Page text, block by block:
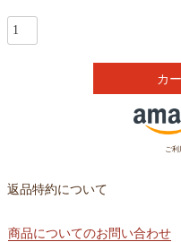
カ
ご利
返品特約について
商品についてのお問い合わせ